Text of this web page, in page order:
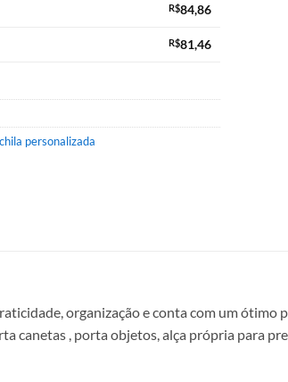
R$84,86
R$81,46
personalizada
organização e conta com um ótimo
canetas , porta objetos, alça própria para